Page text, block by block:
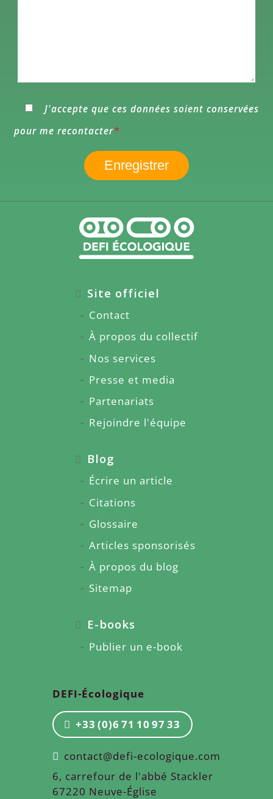
J'accepte que ces données soient conservées
pour me recontacter*
Site officiel
Contact
À propos du collectif
Nos services
Presse et media
Partenariats
Rejoindre l'équipe
Blog
Écrire un article
Citations
Glossaire
Articles sponsorisés
À propos du blog
Sitemap
E-books
Publier un e-book
DEFI-Écologique
+33 (0)6 71 10 97 33
contact@defi-ecologique.com
6, carrefour de l'abbé Stackler
67220 Neuve-Église